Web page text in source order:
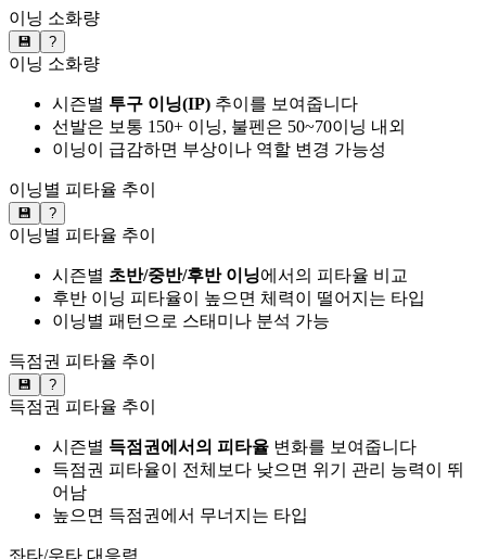
이닝 소화량
💾 ?
이닝 소화량
시즌별 투구 이닝(IP) 추이를 보여줍니다
선발은 보통 150+ 이닝, 불펜은 50~70이닝 내외
이닝이 급감하면 부상이나 역할 변경 가능성
이닝별 피타율 추이
💾 ?
이닝별 피타율 추이
시즌별 초반/중반/후반 이닝에서의 피타율 비교
후반 이닝 피타율이 높으면 체력이 떨어지는 타입
이닝별 패턴으로 스태미나 분석 가능
득점권 피타율 추이
💾 ?
득점권 피타율 추이
시즌별 득점권에서의 피타율 변화를 보여줍니다
득점권 피타율이 전체보다 낮으면 위기 관리 능력이 뛰
어남
높으면 득점권에서 무너지는 타입
좌타/우타 대응력